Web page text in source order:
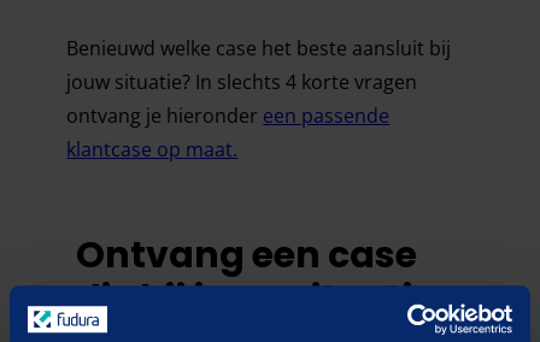
Benieuwd welke case het beste aansluit bij
jouw situatie? In slechts 4 korte vragen
ontvang je hieronder een passende
klantcase op maat.
Ontvang een case
die bij jouw situatie